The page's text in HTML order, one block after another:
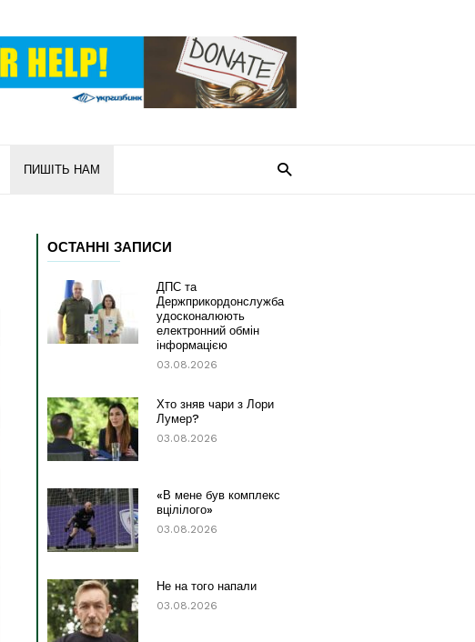
ПИШІТЬ НАМ
ОСТАННІ ЗАПИСИ
ДПС та
Держприкордонслужба
удосконалюють
електронний обмін
інформацією
03.08.2026
Хто зняв чари з Лори
Лумер?
03.08.2026
«В мене був комплекс
вцілілого»
03.08.2026
Не на того напали
03.08.2026